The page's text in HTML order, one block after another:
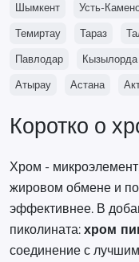
Шымкент Усть-
Темиртау
Тараз
Павлодар
Кызылорда
Атырау
Астана
Коротко о
Хром -
жировом обмене и
эффективнее. В
пиколината: хром
соединение с